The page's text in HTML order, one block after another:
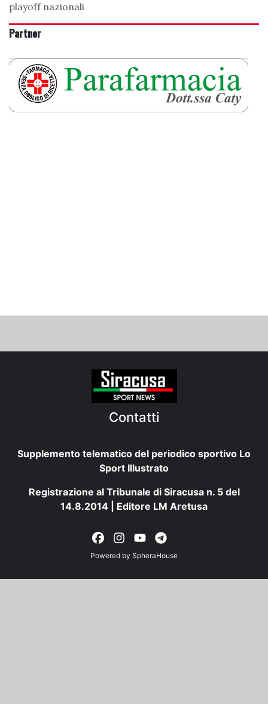
playoff nazionali
Partner
Contatti
Supplemento telematico del periodico sportivo Lo
Sport Illustrato
Registrazione al Tribunale di Siracusa n. 5 del
14.8.2014 | Editore LM Aretusa
Powered by SpheraHouse